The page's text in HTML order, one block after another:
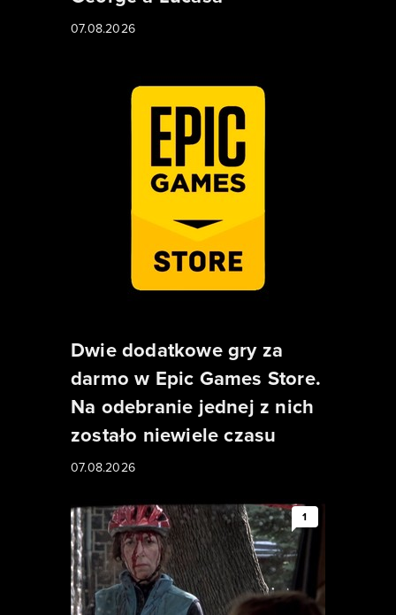
07.08.2026
Dwie dodatkowe gry za
darmo w Epic Games Store.
Na odebranie jednej z nich
zostało niewiele czasu
07.08.2026
1